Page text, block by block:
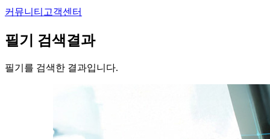
커뮤니티 고객센터
필기 검색결과
필기를 검색한 결과입니다.